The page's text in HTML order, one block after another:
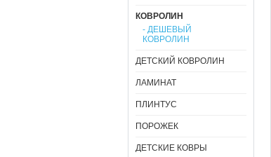
КОВРОЛИН
- ДЕШЕВЫЙ
КОВРОЛИН
ДЕТСКИЙ КОВРОЛИН
ЛАМИНАТ
ПЛИНТУС
ПОРОЖЕК
ДЕТСКИЕ КОВРЫ